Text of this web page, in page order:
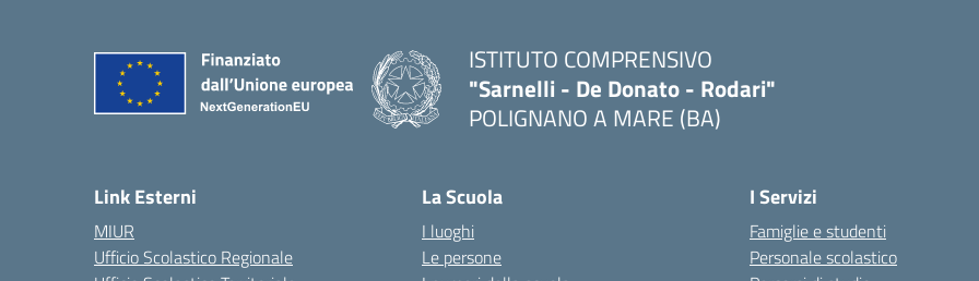
ISTITUTO COMPRENSIVO
"Sarnelli - De Donato - Rodari"
POLIGNANO A MARE (BA)
Link Esterni
MIUR
Ufficio Scolastico Regionale
La Scuola
I luoghi
Le persone
I Servizi
Famiglie e studenti
Personale scolastico